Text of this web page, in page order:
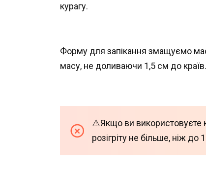
курагу.
Форму для запікання змащуємо
масу, не доливаючи 1,5 см до країв.
⚠️Якщо ви використовуєте
розігріту не більше, ніж